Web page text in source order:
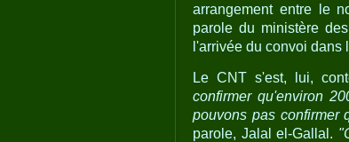
arrangement entre le
parole du ministère
l'arrivée du convoi
Le CNT s'est, lui,
confirmer qu'environ
pouvons pas confirmer
parole, Jalal el-Gallal.